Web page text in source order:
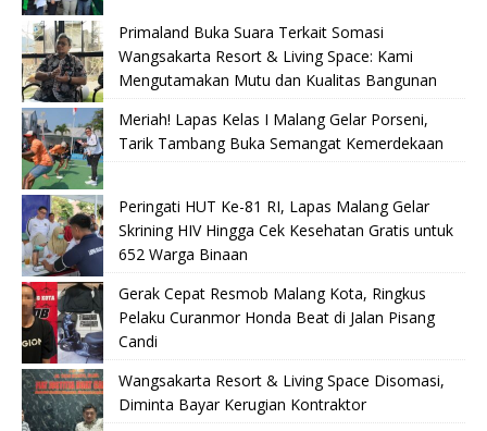
Primaland Buka Suara Terkait Somasi
Wangsakarta Resort & Living Space: Kami
Mengutamakan Mutu dan Kualitas Bangunan
Meriah! Lapas Kelas I Malang Gelar Porseni,
Tarik Tambang Buka Semangat Kemerdekaan
Peringati HUT Ke-81 RI, Lapas Malang Gelar
Skrining HIV Hingga Cek Kesehatan Gratis untuk
652 Warga Binaan
Gerak Cepat Resmob Malang Kota, Ringkus
Pelaku Curanmor Honda Beat di Jalan Pisang
Candi
Wangsakarta Resort & Living Space Disomasi,
Diminta Bayar Kerugian Kontraktor